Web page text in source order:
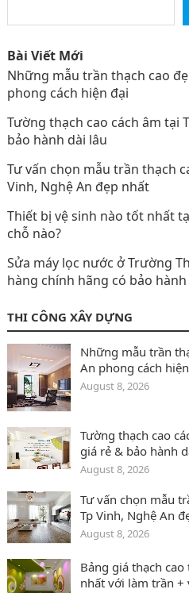
Bài Viết Mới
Những mẫu trần thạch cao
phong cách hiện đại
Tường thạch cao cách âm tại
bảo hành dài lâu
Tư vấn chọn mẫu trần thạch
Vinh, Nghệ An đẹp nhất
Thiết bị vệ sinh nào tốt nhất
chỗ nào?
Sửa máy lọc nước ở Trường
hàng chính hãng có bảo hành
THI CÔNG XÂY DỰNG
Những mẫu trần
An phong cách
August 8, 2026
Tường thạch cao
giá rẻ & bảo hành
August 8, 2026
Tư vấn chọn mẫu
Tp Vinh, Nghệ An
August 8, 2026
Bảng giá thạch cao
nhất với làm trần +